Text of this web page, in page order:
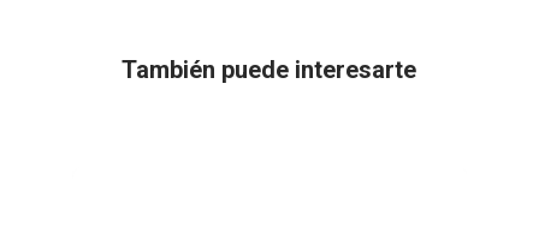
También puede interesarte